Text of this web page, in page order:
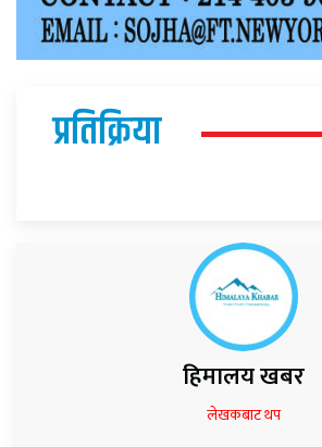
प्रतिक्रिया
हिमालय खबर
लेखकबाट थप